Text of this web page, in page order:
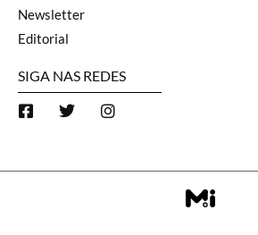
Newsletter
Editorial
SIGA NAS REDES